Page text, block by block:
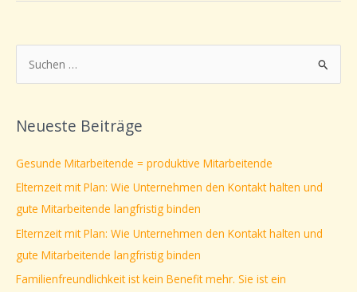
u
h
n
a
c
h
:
Neueste Beiträge
Gesunde Mitarbeitende = produktive Mitarbeitende
Elternzeit mit Plan: Wie Unternehmen den Kontakt halten und
gute Mitarbeitende langfristig binden
Elternzeit mit Plan: Wie Unternehmen den Kontakt halten und
gute Mitarbeitende langfristig binden
Familienfreundlichkeit ist kein Benefit mehr. Sie ist ein